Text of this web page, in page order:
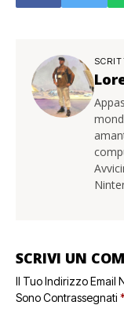
SCRIVI UN
Il Tuo Indirizzo Email
Sono Contrassegnati *